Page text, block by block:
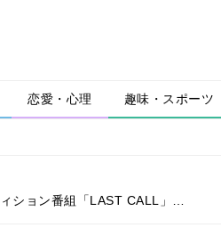
恋愛・心理 趣味・スポーツ
ション番組「LAST CALL」…